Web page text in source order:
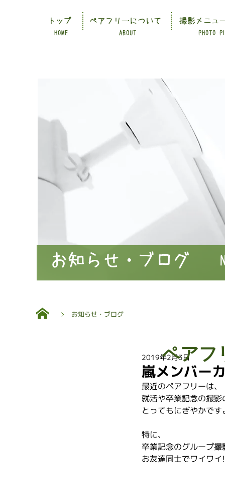
HOME ABOUT PHOTO
トップ ペアフリーについて 撮影メニュ
お知らせ・ブログ
お知らせ・ブログ
嵐メンバー
2019年2月3日
最近のペアフリーは、
就活や卒業記念の撮
とってもにぎやかです
特に、
卒業記念のグループ撮
お友達同士でワイワイ
ペアフ